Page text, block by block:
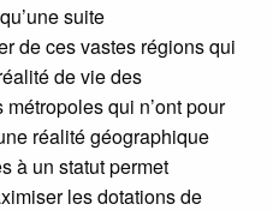
suite
de ces vastes régions qui
de vie des
qui n’ont pour
réalité géographique
à un statut permet
les dotations de